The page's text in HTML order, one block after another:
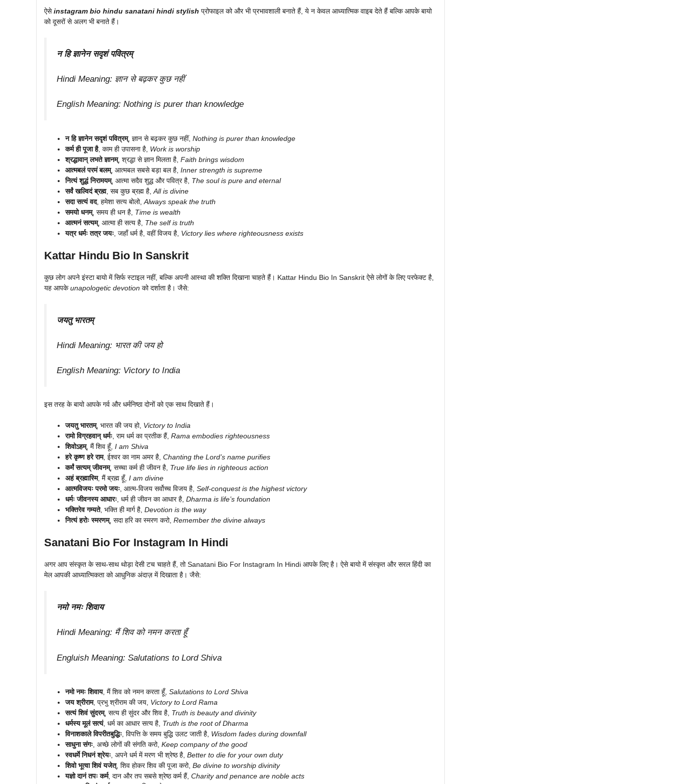
ऐसेinstagram bio hindu sanatani hindi stylish प्रोफाइल को और भी प्रभावशाली बनाते हैं, ये न केवल आध्यात्मिक वाइब देते हैं बल्कि आपके बायो
को दूसरों से अलग भी बनाते हैं।
न हि ज्ञानेन सदृशं पवित्रम्
Hindi Meaning: ज्ञान से बढ़कर कुछ नहीं
English Meaning: Nothing is purer than knowledge
न हि ज्ञानेन सदृशं पवित्रम्, ज्ञान से बढ़कर कुछ नहीं, Nothing is purer than knowledge
कर्म ही पूजा है, काम ही उपासना है, Work is worship
श्रद्धावान् लभते ज्ञानम्, श्रद्धा से ज्ञान मिलता है, Faith brings wisdom
आत्मबलं परमं बलम्, आत्मबल सबसे बड़ा बल है, Inner strength is supreme
नित्यं शुद्धं निरामयम्, आत्मा सदैव शुद्ध और पवित्र है, The soul is pure and eternal
सर्वं खल्विदं ब्रह्म, सब कुछ ब्रह्म है, All is divine
सदा सत्यं वद, हमेशा सत्य बोलो, Always speak the truth
समयो धनम्, समय ही धन है, Time is wealth
आत्मनं सत्यम्, आत्मा ही सत्य है, The self is truth
यत्र धर्मः तत्र जयः , जहाँ धर्म है, वहीं विजय है, Victory lies where righteousness exists
Kattar Hindu Bio In Sanskrit
कुछ लोग अपने इंस्टा बायो में सिर्फ स्टाइल नहीं, बल्कि अपनी आस्था की शक्ति दिखाना चाहते हैं। Kattar Hindu Bio In Sanskrit ऐसे लोगों के लिए परफेक्ट है,
यह आपकेunapologetic devotion को दर्शाता है। जैसे:
जयतु भारतम्
Hindi Meaning: भारत की जय हो
English Meaning: Victory to India
इस तरह के बायो आपके गर्व और धर्मनिष्ठा दोनों को एक साथ दिखाते हैं।
जयतु भारतम्, भारत की जय हो, Victory to India
रामो विग्रहवान् धर्मः , राम धर्म का प्रतीक हैं, Rama embodies righteousness
शिवोऽहम्, मैं शिव हूँ, I am Shiva
हरे कृष्ण हरे राम, ईश्वर का नाम अमर है, Chanting the Lord’s name purifies
कर्मं सत्यम् जीवनम्, सच्चा कर्म ही जीवन है, True life lies in righteous action
अहं ब्रह्मास्मि, मैं ब्रह्म हूँ, I am divine
आत्मविजयः परमो जयः , आत्म-विजय सर्वोच्च विजय है, Self-conquest is the highest victory
धर्मः जीवनस्य आधारः , धर्म ही जीवन का आधार है, Dharma is life’s foundation
भक्तिरेव गम्यते, भक्ति ही मार्ग है, Devotion is the way
नित्यं हरोः स्मरणम्, सदा हरि का स्मरण करो, Remember the divine always
Sanatani Bio For Instagram In Hindi
अगर आप संस्कृत के साथ-साथ थोड़ा देसी टच चाहते हैं, तो Sanatani Bio For Instagram In Hindi आपके लिए है। ऐसे बायो में संस्कृत और सरल हिंदी का
मेल आपकी आध्यात्मिकता को आधुनिक अंदाज़ में दिखाता है। जैसे:
नमो नमः शिवाय
Hindi Meaning: मैं शिव को नमन करता हूँ
Engluish Meaning: Salutations to Lord Shiva
नमो नमः शिवाय, मैं शिव को नमन करता हूँ, Salutations to Lord Shiva
जय श्रीराम, प्रभु श्रीराम की जय, Victory to Lord Rama
सत्यं शिवं सुंदरम्, सत्य ही सुंदर और शिव है, Truth is beauty and divinity
धर्मस्य मूलं सत्यं, धर्म का आधार सत्य है, Truth is the root of Dharma
विनाशकाले विपरीतबुद्धिः , विपत्ति के समय बुद्धि उलट जाती है, Wisdom fades during downfall
साधुना संगः , अच्छे लोगों की संगति करो, Keep company of the good
स्वधर्मे निधनं श्रेयः , अपने धर्म में मरण भी श्रेष्ठ है, Better to die for your own duty
शिवो भूत्वा शिवं यजेत्, शिव होकर शिव की पूजा करो, Be divine to worship divinity
यज्ञो दानं तपः कर्म, दान और तप सबसे श्रेष्ठ कर्म हैं, Charity and penance are noble acts